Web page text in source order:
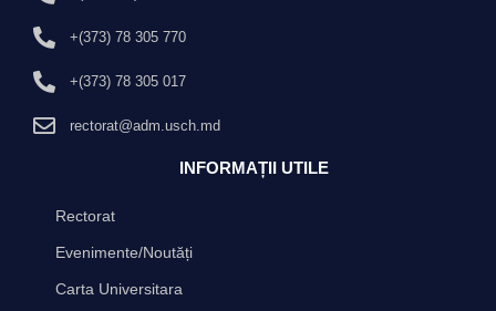
+(373) 78 305 770
+(373) 78 305 017
rectorat@adm.usch.md
INFORMAȚII UTILE
Rectorat
Evenimente/Noutăți
Carta Universitara